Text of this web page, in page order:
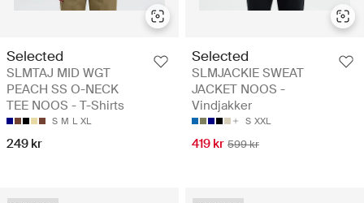
Selected
SLMTAJ MID WGT
PEACH SS O-NECK
TEE NOOS - T-Shirts
S M L XL
249 kr
Selected
SLMJACKIE SWEAT
JACKET NOOS -
Vindjakker
S XXL
419 kr 599 kr